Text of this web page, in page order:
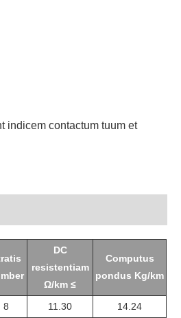
indicem contactum tuum et
DC
resistentiam
Ω/km ≤
Computus
pondus Kg/km
8 11.30 14.24